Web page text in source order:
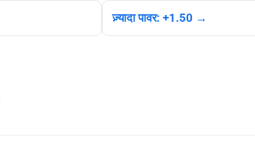
ज़्यादा पावर: +1.50 →